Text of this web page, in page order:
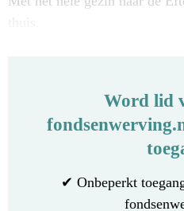
Word lid
✔ Onbeperkt